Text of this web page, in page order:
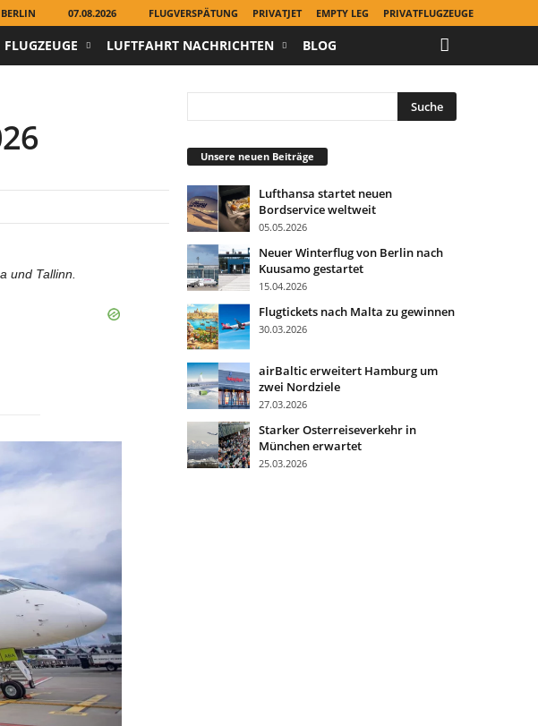
BERLIN 07.08.2026 FLUGVERSPÄTUNG PRIVATJET EMPTY LEG PRIVATFLUGZEUGE
FLUGZEUGE LUFTFAHRT NACHRICHTEN BLOG
und Tallinn.
Unsere neuen Beiträge
Lufthansa startet neuen
Bordservice weltweit
05.05.2026
Neuer Winterflug von Berlin nach
Kuusamo gestartet
15.04.2026
Flugtickets nach Malta zu gewinnen
30.03.2026
airBaltic erweitert Hamburg um
zwei Nordziele
27.03.2026
Starker Osterreiseverkehr in
München erwartet
25.03.2026